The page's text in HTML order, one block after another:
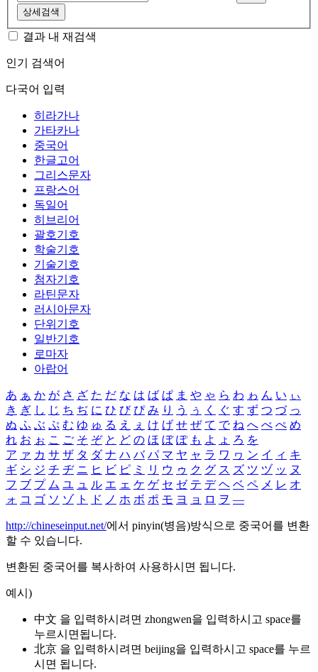
상세검색
결과 내 재검색
인기 검색어
다국어 입력
히라가나
가타카나
중국어
한글고어
그리스문자
프랑스어
독일어
히브리어
괄호기호
학술기호
기술기호
첨자기호
라틴문자
러시아문자
단위기호
일반기호
로마자
아랍어
あ ぁ か が さ ざ た だ な は ば ぱ ま や ゃ ら わ ゎ ん い ぃ
き ぎ し じ ち ぢ に ひ び ぴ み り う ぅ く ぐ す ず つ づ っ
ぬ ふ ぶ ぷ む ゆ ゅ る え ぇ け げ せ ぜ て で ね へ べ ぺ め
れ お ぉ こ ご そ ぞ と ど の ほ ぼ ぽ も よ ょ ろ を
ア ァ カ サ ザ タ ダ ナ ハ バ パ マ ヤ ャ ラ ワ ヮ ン イ ィ キ
ギ シ ジ チ ヂ ニ ヒ ビ ピ ミ リ ウ ゥ ク グ ス ズ ツ ヅ ッ ヌ
フ ブ プ ム ユ ュ ル エ ェ ケ ゲ セ ゼ テ デ ヘ ベ ペ メ レ オ
ォ コ ゴ ソ ゾ ト ド ノ ホ ボ ポ モ ヨ ョ ロ ヲ ―
http://chineseinput.net/에서 pinyin(병음)방식으로 중국어를 변환
할 수 있습니다.
변환된 중국어를 복사하여 사용하시면 됩니다.
예시)
中文 을 입력하시려면 zhongwen을 입력하시고 space를
누르시면됩니다.
北京 을 입력하시려면 beijing을 입력하시고 space를 누르
시면 됩니다.